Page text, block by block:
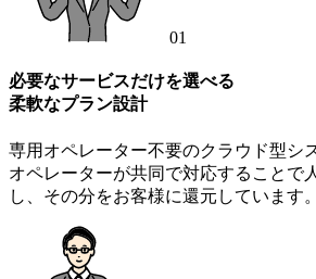
01
必要なサービスだけを選べる
柔軟なプラン設計
専用オペレーター不要のクラウド型シ
オペレーターが共同で対応することで
し、その分をお客様に還元しています。